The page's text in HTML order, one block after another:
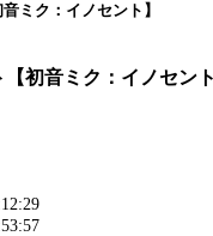
ミク：イノセント】
【初音ミク：イノセント